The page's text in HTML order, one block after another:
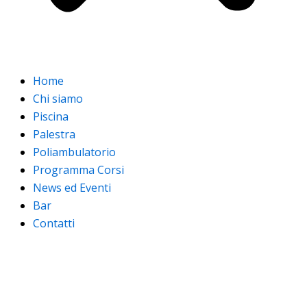
Home
Chi siamo
Piscina
Palestra
Poliambulatorio
Programma Corsi
News ed Eventi
Bar
Contatti